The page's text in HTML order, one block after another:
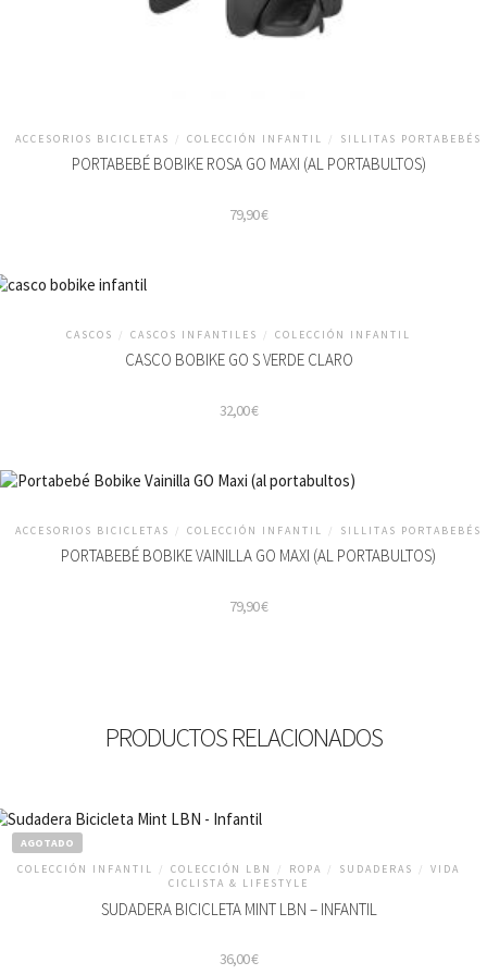
ACCESORIOS BICICLETAS / COLECCIÓN INFANTIL / SILLITAS PORTABEBÉS
PORTABEBÉ BOBIKE ROSA GO MAXI (AL PORTABULTOS)
79,90€
CASCOS / CASCOS INFANTILES / COLECCIÓN INFANTIL
CASCO BOBIKE GO S VERDE CLARO
32,00€
ACCESORIOS BICICLETAS / COLECCIÓN INFANTIL / SILLITAS PORTABEBÉS
PORTABEBÉ BOBIKE VAINILLA GO MAXI (AL PORTABULTOS)
79,90€
PRODUCTOS RELACIONADOS
AGOTADO
COLECCIÓN INFANTIL
/ COLECCIÓN LBN / ROPA / SUDADERAS /
VIDA
CICLISTA & LIFESTYLE
SUDADERA BICICLETA MINT LBN – INFANTIL
36,00€